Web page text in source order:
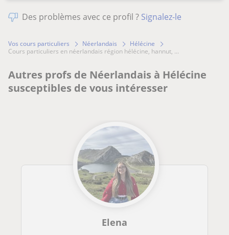
Des problèmes avec ce profil ? Signalez-le
Vos cours particuliers Néerlandais
Hélécine
cours particuliers en néerlandais région hélécine, hannut, ...
Autres profs de Néerlandais à Hélécine
susceptibles de vous intéresser
Elena